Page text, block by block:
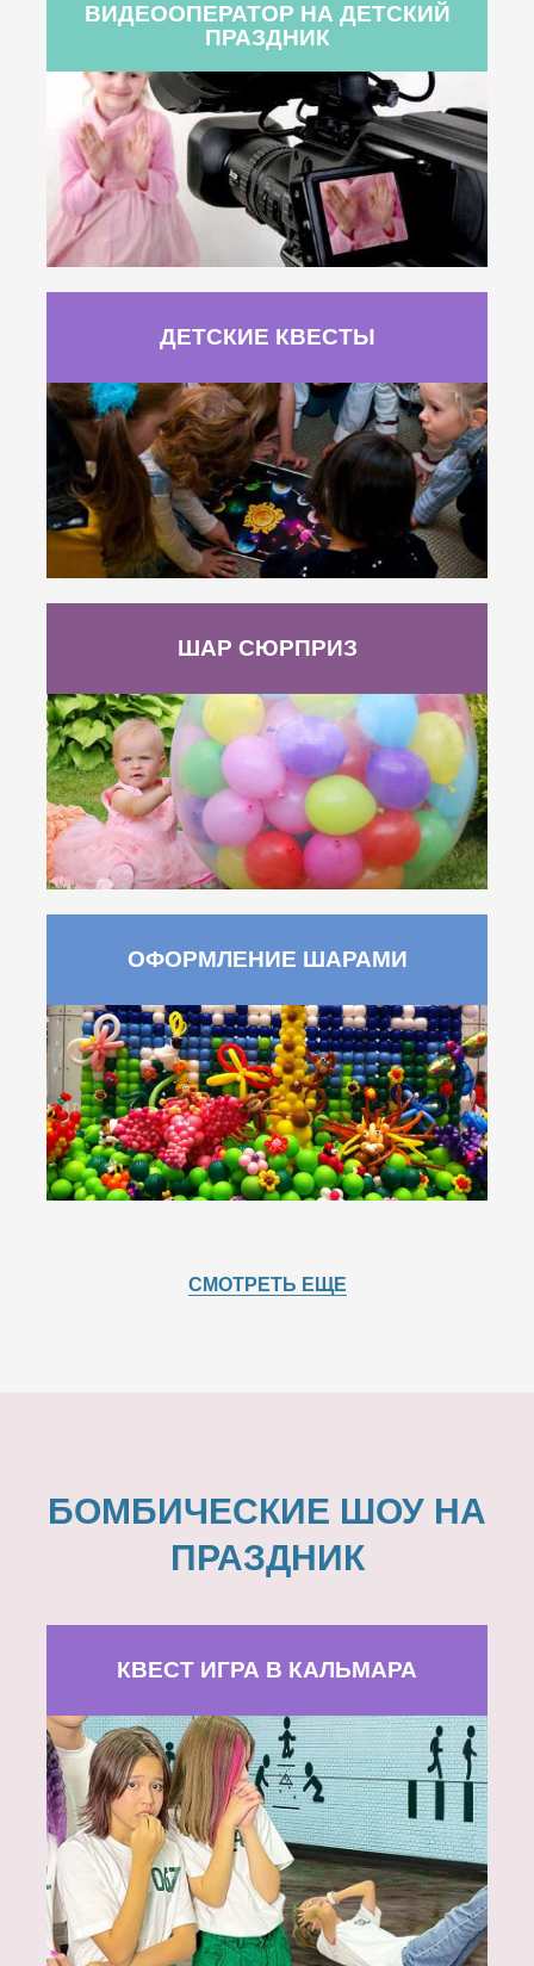
ВИДЕООПЕРАТОР НА ДЕТСКИЙ
ПРАЗДНИК
ДЕТСКИЕ КВЕСТЫ
ШАР СЮРПРИЗ
ОФОРМЛЕНИЕ ШАРАМИ
СМОТРЕТЬ ЕЩЕ
БОМБИЧЕСКИЕ ШОУ НА
ПРАЗДНИК
КВЕСТ ИГРА В КАЛЬМАРА